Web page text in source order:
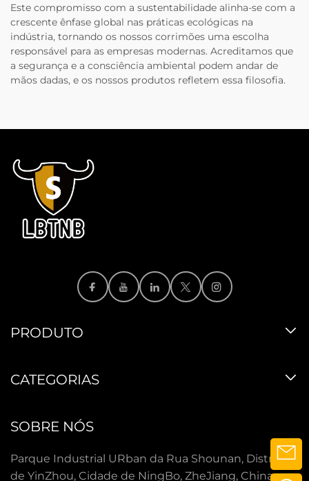
Este compromisso com a sustentabilidade alinha-se com a
crescente ênfase global nas práticas ecológicas na
indústria, tornando os nossos corrimões uma escolha
responsável para as empresas modernas. Acreditamos que
a segurança e a consciência ambiental podem andar de
mãos dadas, e os nossos produtos refletem essa filosofia.
PRODUTO
CATEGORIAS
SOBRE NÓS
Parque Industrial URban da Rua Shounan, Distrito
de YinZhou, Cidade de NingBo, ZheJiang, China.